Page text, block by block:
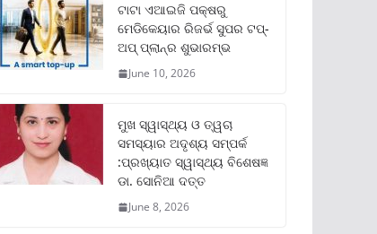
ଟାଟା ଏଆଇଜି ପକ୍ଷରୁ
ମେଡିକେୟାର ରିଜର୍ଭ ସୁପର ଟପ୍‌-
ଅପ୍ ପ୍ଲାନ୍‌ର ଶୁଭାରମ୍ଭ
June 10, 2026
ମୁଖ ସ୍ୱାସ୍ଥ୍ୟ ଓ ତ୍ୱଚା
ସମସ୍ୟାର ଅଦୃଶ୍ୟ ସମ୍ପର୍କ
:ପ୍ରଖ୍ୟାତ ସ୍ୱାସ୍ଥ୍ୟ ବିଶେଷଜ୍ଞ
ଡା. ସୋନିଆ ଦତ୍ତ
June 8, 2026